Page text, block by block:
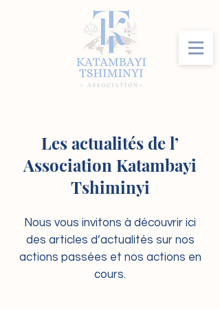
Les actualités de l’
Association Katambayi
Tshiminyi
Nous vous invitons à découvrir ici
des articles d’actualités sur nos
actions passées et nos actions en
cours.